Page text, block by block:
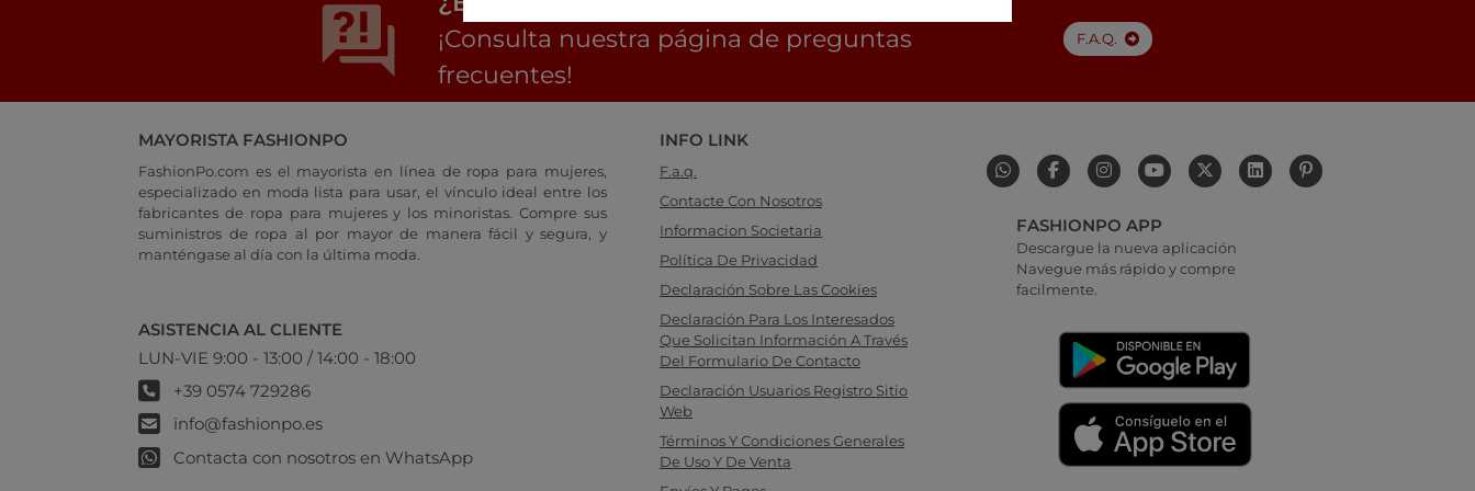
¡Consulta nuestra página de preguntas
frecuentes!
F.A.Q.
MAYORISTA FASHIONPO
FashionPo.com es el mayorista en línea de ropa para mujeres,
especializado en moda lista para usar, el vínculo ideal entre los
fabricantes de ropa para mujeres y los minoristas. Compre sus
suministros de ropa al por mayor de manera fácil y segura, y
manténgase al día con la última moda.
ASISTENCIA AL CLIENTE
LUN-VIE 9:00 - 13:00 / 14:00 - 18:00
+39 0574 729286
info@fashionpo.es
Contacta con nosotros en WhatsApp
INFO LINK
F.a.q.
Contacte Con Nosotros
Informacion Societaria
Política De Privacidad
Declaración Sobre Las Cookies
Declaración Para Los Interesados
Que Solicitan Información A Través
Del Formulario De Contacto
Declaración Usuarios Registro Sitio
Web
Términos Y Condiciones Generales
De Uso Y De Venta
FASHIONPO APP
Descargue la nueva aplicación
Navegue más rápido y compre
facilmente.